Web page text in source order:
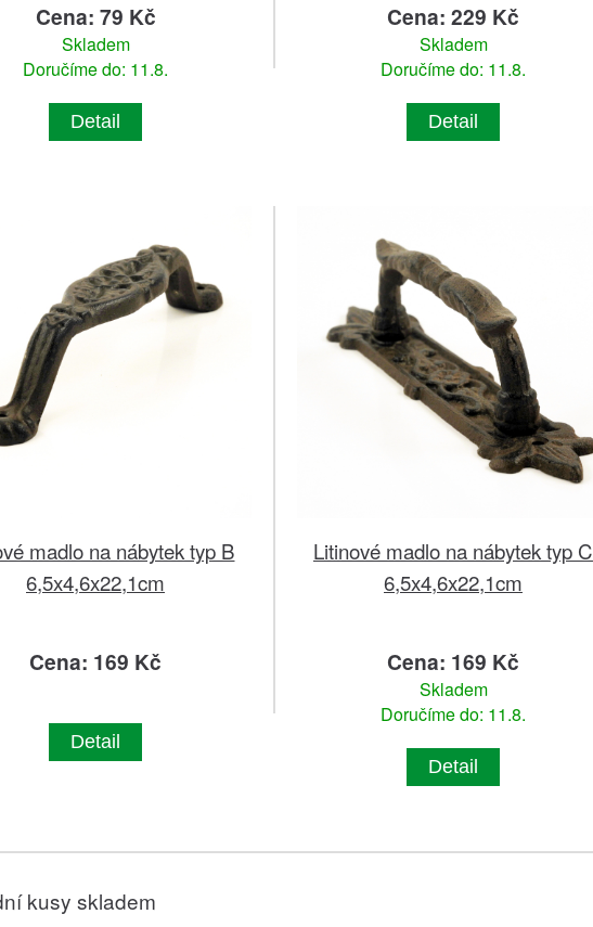
Cena: 79 Kč
Skladem
Doručíme do: 11.8.
Detail
Cena: 229 Kč
Skladem
Doručíme do: 11.8.
Detail
madlo na nábytek typ B
6,5x4,6x22,1cm
Cena: 169 Kč
Detail
Litinové madlo na nábytek typ C
6,5x4,6x22,1cm
Cena: 169 Kč
Skladem
Doručíme do: 11.8.
Detail
kusy skladem